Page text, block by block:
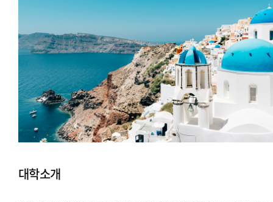
대학소개